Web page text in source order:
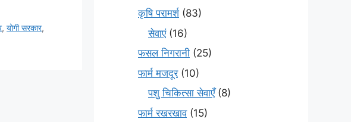
,योगी सरकार,
कृषि परामर्श(83)
सेवाएं(16)
फसल निगरानी (25)
फार्म मजदूर(10)
पशु चिकित्सा सेवाएँ(8)
फार्म रखरखाव(15)